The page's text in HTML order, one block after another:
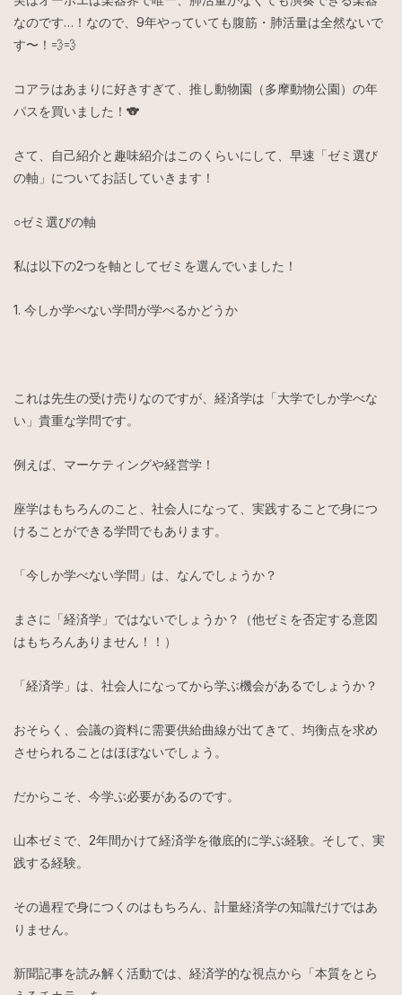
なのです…！なので、9年やっていても腹筋・肺活量は全然ないで
す〜！💨💨
コアラはあまりに好きすぎて、推し動物園（多摩動物公園）の年
パスを買いました！🐨
さて、自己紹介と趣味紹介はこのくらいにして、早速「ゼミ選び
の軸」についてお話していきます！
○ゼミ選びの軸
私は以下の2つを軸としてゼミを選んでいました！
1. 今しか学べない学問が学べるかどうか
これは先生の受け売りなのですが、経済学は「大学でしか学べな
い」貴重な学問です。
例えば、マーケティングや経営学！
座学はもちろんのこと、社会人になって、実践することで身につ
けることができる学問でもあります。
「今しか学べない学問」は、なんでしょうか？
まさに「経済学」ではないでしょうか？（他ゼミを否定する意図
はもちろんありません！！）
「経済学」は、社会人になってから学ぶ機会があるでしょうか？
おそらく、会議の資料に需要供給曲線が出てきて、均衡点を求め
させられることはほぼないでしょう。
だからこそ、今学ぶ必要があるのです。
山本ゼミで、2年間かけて経済学を徹底的に学ぶ経験。そして、実
践する経験。
その過程で身につくのはもちろん、計量経済学の知識だけではあ
りません。
新聞記事を読み解く活動では、経済学的な視点から「本質をとら